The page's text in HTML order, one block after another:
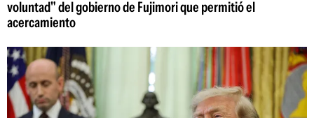
voluntad" del gobierno de Fujimori que permitió el
acercamiento